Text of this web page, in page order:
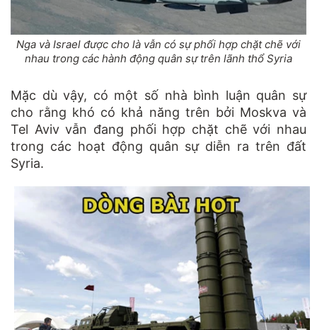
Nga và Israel được cho là vẫn có sự phối hợp chặt chẽ với
nhau trong các hành động quân sự trên lãnh thổ Syria
Mặc dù vậy, có một số nhà bình luận quân sự
cho rằng khó có khả năng trên bởi Moskva và
Tel Aviv vẫn đang phối hợp chặt chẽ với nhau
trong các hoạt động quân sự diễn ra trên đất
Syria.